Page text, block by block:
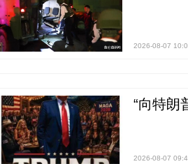
2026-08-07
“向特朗
2026-08-07